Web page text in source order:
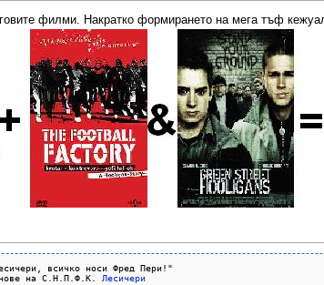
филми. Накратко формирането на мега тъф
всичко носи Фред Пери!"
на С.Н.П.Ф.К. Лесичери